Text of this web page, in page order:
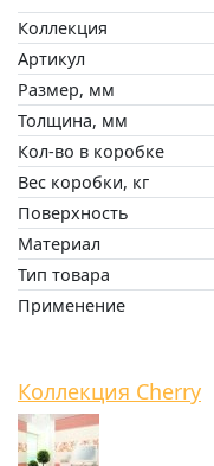
Коллекция
Артикул
Размер, мм
Толщина, мм
Кол-во в коробке
Вес коробки, кг
Поверхность
Материал
Тип товара
Применение
Коллекция Cherry